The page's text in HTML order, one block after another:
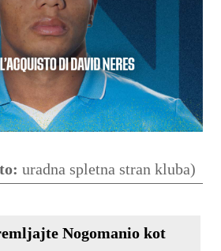
uradna spletna stran kluba)
Nogomanio kot